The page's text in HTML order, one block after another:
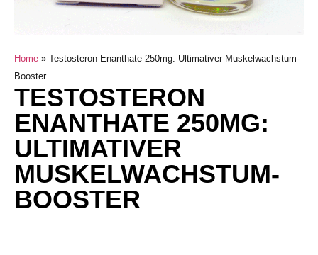
Home » Testosteron Enanthate 250mg: Ultimativer Muskelwachstum-
Booster
TESTOSTERON
ENANTHATE 250MG:
ULTIMATIVER
MUSKELWACHSTUM-
BOOSTER